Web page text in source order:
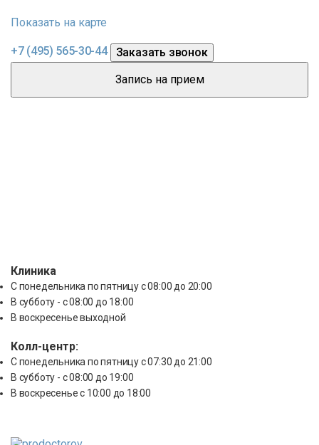
Показать на карте
+7 (495) 565-30-44
Заказать звонок
Запись на прием
Клиника
С понедельника по пятницу с 08:00 до 20:00
В субботу - с 08:00 до 18:00
В воскресенье выходной
Колл-центр:
С понедельника по пятницу с 07:30 до 21:00
В субботу - с 08:00 до 19:00
В воскресенье с 10:00 до 18:00